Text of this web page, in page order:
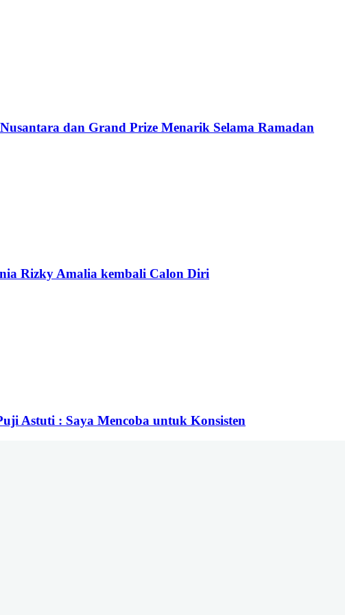
dan Grand Prize Menarik Selama Ramadan
Rizky Amalia kembali Calon Diri
Astuti : Saya Mencoba untuk Konsisten